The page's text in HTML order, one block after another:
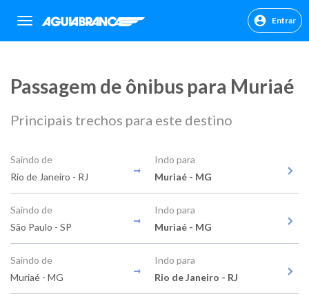
sr.header.toggle.navigation Entrar
Passagem de ônibus para Muriaé
Principais trechos para este destino
Saindo de
Rio de Janeiro - RJ
Indo para
Muriaé - MG
Saindo de
São Paulo - SP
Indo para
Muriaé - MG
Saindo de
Muriaé - MG
Indo para
Rio de Janeiro - RJ